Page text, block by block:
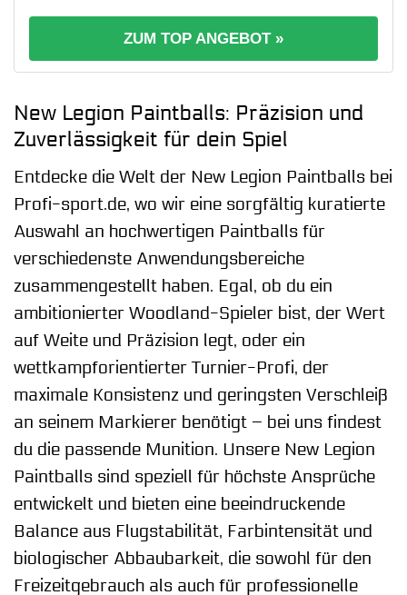
ZUM TOP ANGEBOT »
New Legion Paintballs: Präzision und
Zuverlässigkeit für dein Spiel
Entdecke die Welt der New Legion Paintballs bei
Profi-sport.de, wo wir eine sorgfältig kuratierte
Auswahl an hochwertigen Paintballs für
verschiedenste Anwendungsbereiche
zusammengestellt haben. Egal, ob du ein
ambitionierter Woodland-Spieler bist, der Wert
auf Weite und Präzision legt, oder ein
wettkampforientierter Turnier-Profi, der
maximale Konsistenz und geringsten Verschleiß
an seinem Markierer benötigt – bei uns findest
du die passende Munition. Unsere New Legion
Paintballs sind speziell für höchste Ansprüche
entwickelt und bieten eine beeindruckende
Balance aus Flugstabilität, Farbintensität und
biologischer Abbaubarkeit, die sowohl für den
Freizeitgebrauch als auch für professionelle